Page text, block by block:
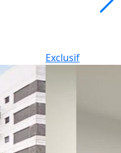
Exclusif